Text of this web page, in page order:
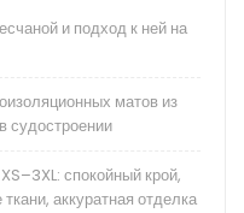
и подход к ней на
матов из
судостроении
спокойный крой,
аккуратная отделка